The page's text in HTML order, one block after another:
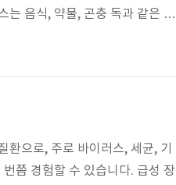
는 음식, 약물, 곤충 독과 같은 다
수 있습니다. 따라서 이 반응의
환으로, 주로 바이러스, 세균, 기
쯤 경험할 수 있습니다. 급성 장